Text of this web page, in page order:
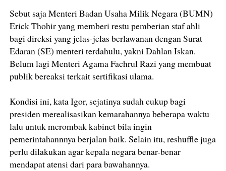
Sebut saja Menteri Badan Usaha Milik Negara (BUMN)
Erick Thohir yang memberi restu pemberian staf ahli
bagi direksi yang jelas-jelas berlawanan dengan Surat
Edaran (SE) menteri terdahulu, yakni Dahlan Iskan.
Belum lagi Menteri Agama Fachrul Razi yang membuat
publik bereaksi terkait sertifikasi ulama.
Kondisi ini, kata Igor, sejatinya sudah cukup bagi
presiden merealisasikan kemarahannya beberapa waktu
lalu untuk merombak kabinet bila ingin
pemerintahannnya berjalan baik. Selain itu, reshuffle juga
perlu dilakukan agar kepala negara benar-benar
mendapat atensi dari para bawahannya.